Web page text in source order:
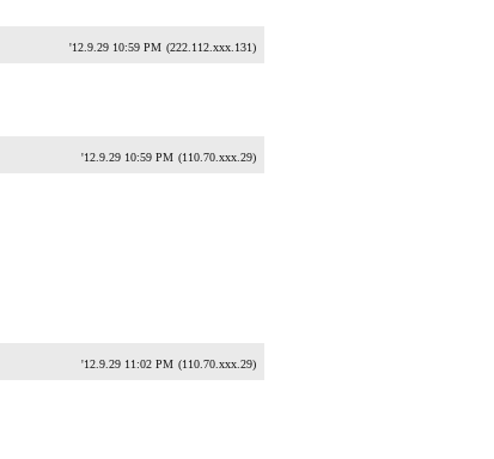
'12.9.29 10:59 PM (222.112.xxx.131)
'12.9.29 10:59 PM (110.70.xxx.29)
'12.9.29 11:02 PM (110.70.xxx.29)